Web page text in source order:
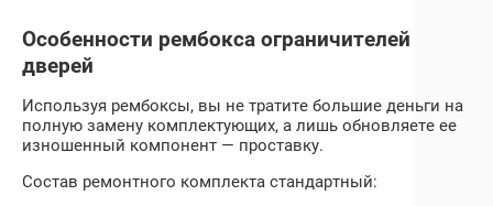
Особенности рембокса ограничителей
дверей
Используя рембоксы, вы не тратите большие деньги на
полную замену комплектующих, а лишь обновляете ее
изношенный компонент — проставку.
Состав ремонтного комплекта стандартный: